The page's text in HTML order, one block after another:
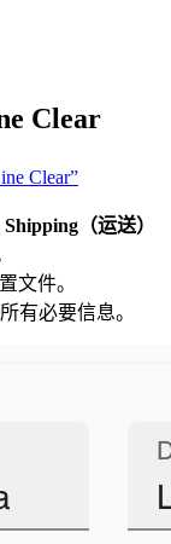
Clear
Clear”
Shipping（运送）
文件。
有必要信息。